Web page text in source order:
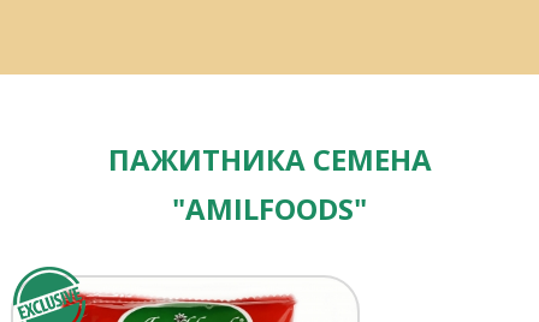
ПАЖИТНИКА СЕМЕНА
"AMILFOODS"